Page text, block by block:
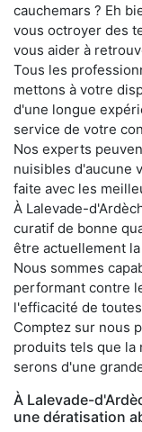
cauchemars ? Eh
vous octroyer des
vous aider à
Tous les
mettons à votre
d'une longue
service de votre
Nos experts
nuisibles d'aucune
faite avec les
À Lalevade-
curatif de bonne
être actuellement
Nous sommes
performant contre
l'efficacité de
Comptez sur nous
produits tels que la
serons d'une
À Lalevade-
une dératisation